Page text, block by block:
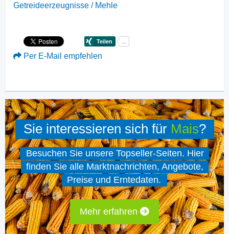
Getreideerzeugnisse / Mehle
Per E-Mail empfehlen
Sie interessieren sich für Mais?
Besuchen Sie unsere Topseller-Seiten. Hier
finden Sie alle Marktnachrichten, Angebote,
Preise und Erntedaten.
Mehr erfahren